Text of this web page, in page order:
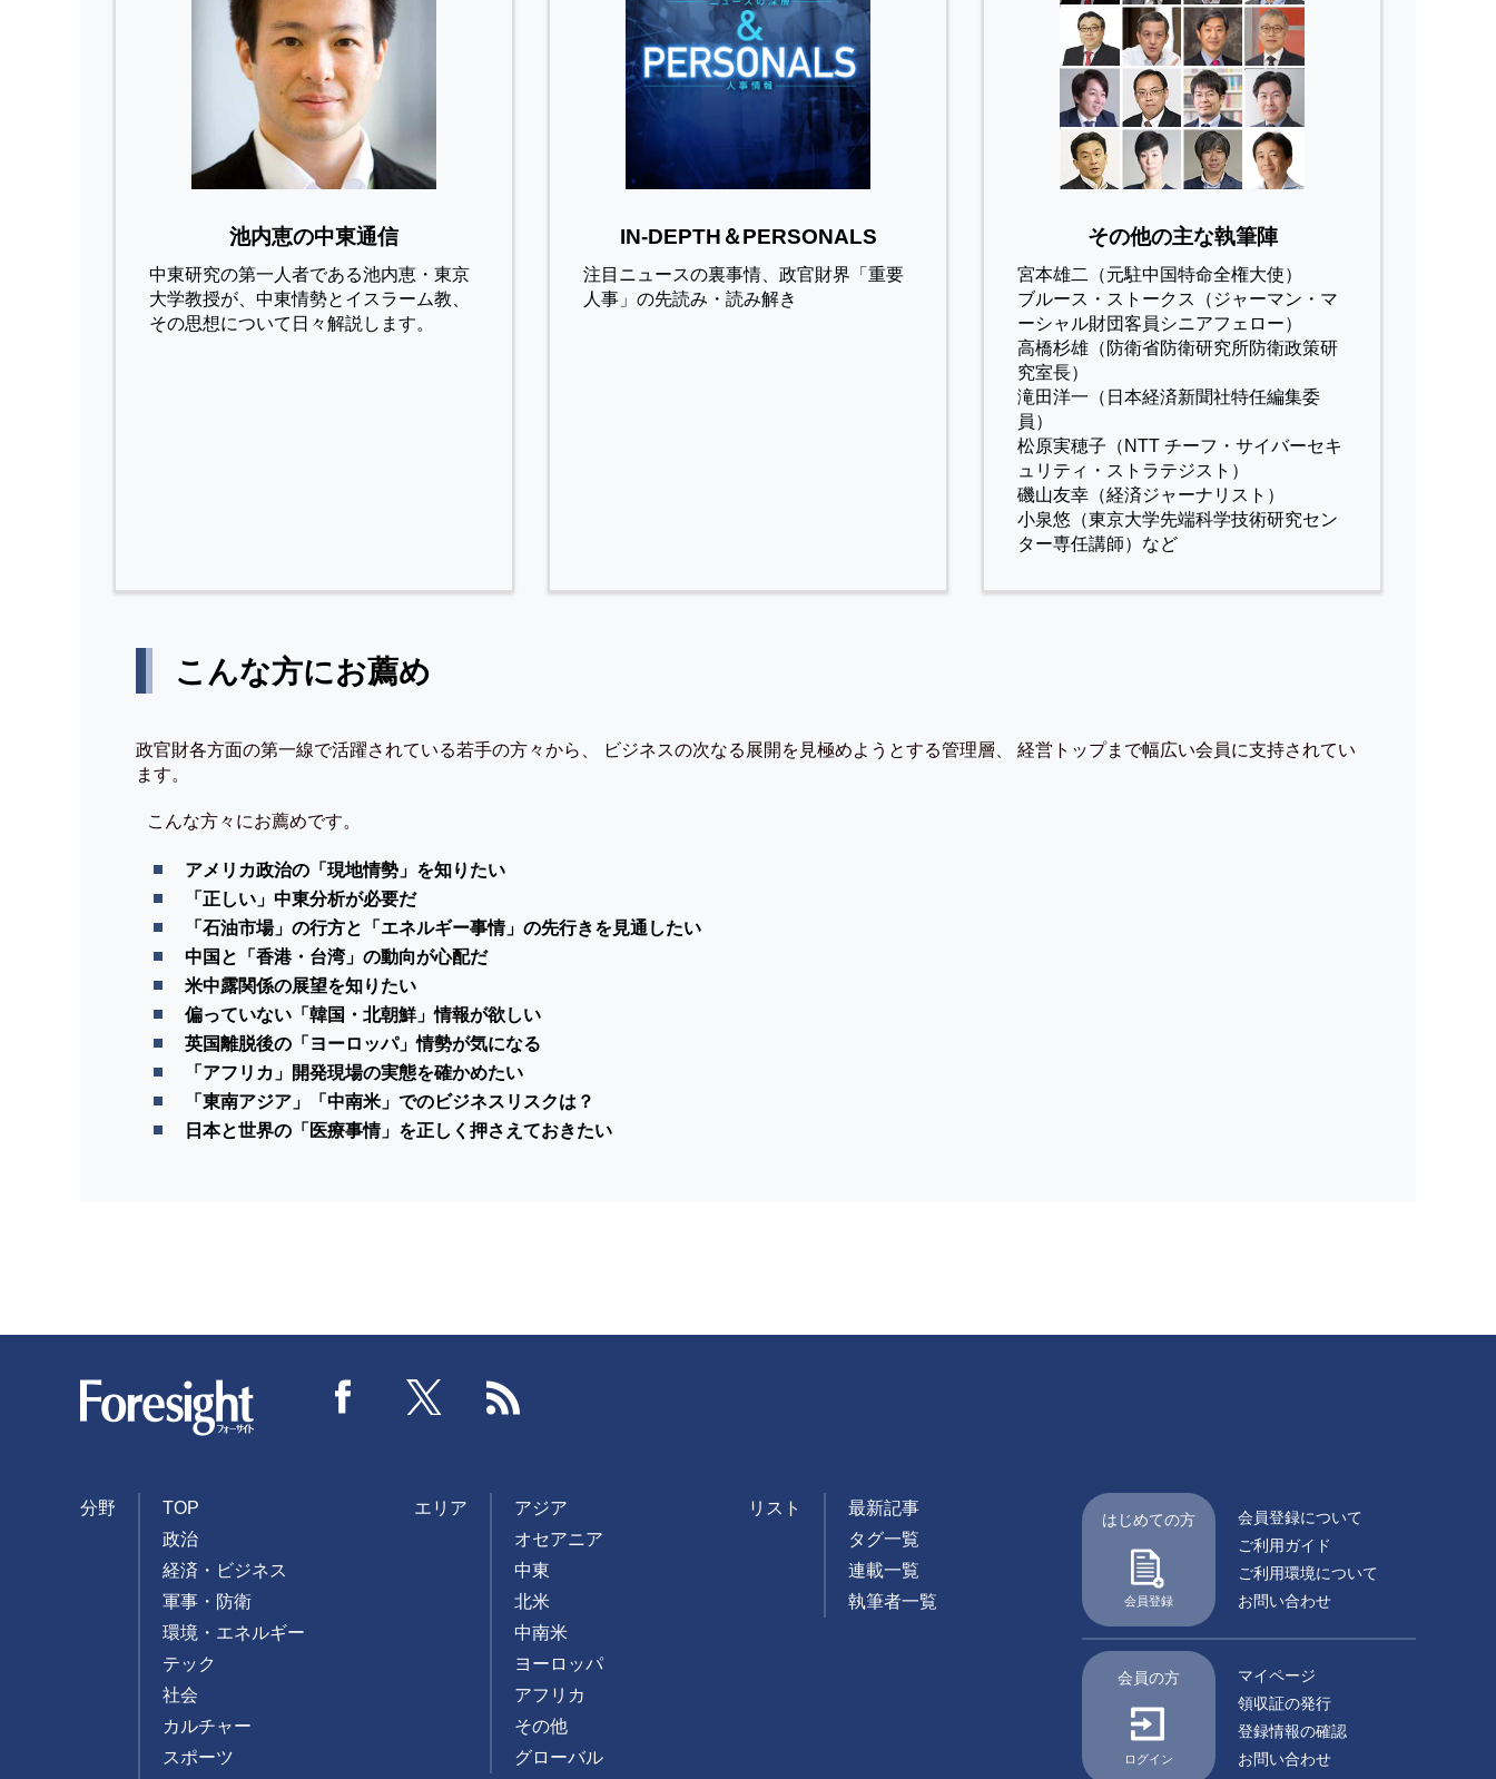
池内恵の中東通信
中東研究の第⼀⼈者である池内恵・東京
⼤学教授が、中東情勢とイスラーム教、
その思想について⽇々解説します。
IN-DEPTH＆PERSONALS
注目ニュースの裏事情、政官財界「重要
人事」の先読み・読み解き
その他の主な執筆陣
宮本雄二（元駐中国特命全権大使）
ブルース・ストークス（ジャーマン・マ
ーシャル財団客員シニアフェロー）
高橋杉雄（防衛省防衛研究所防衛政策研
究室長）
滝田洋一（日本経済新聞社特任編集委
員）
松原実穂子（NTT チーフ・サイバーセキ
ュリティ・ストラテジスト）
磯山友幸（経済ジャーナリスト）
小泉悠（東京大学先端科学技術研究セン
ター専任講師）など
こんな方にお薦め
政官財各方面の第一線で活躍されている若手の方々から、 ビジネスの次なる展開を見極めようとする管理層、 経営トップまで幅広い会員に支持されてい
ます。
こんな方々にお薦めです。
アメリカ政治の「現地情勢」を知りたい
「正しい」中東分析が必要だ
「石油市場」の行方と「エネルギー事情」の先行きを見通したい
中国と「香港・台湾」の動向が心配だ
米中露関係の展望を知りたい
偏っていない「韓国・北朝鮮」情報が欲しい
英国離脱後の「ヨーロッパ」情勢が気になる
「アフリカ」開発現場の実態を確かめたい
「東南アジア」「中南米」でのビジネスリスクは？
日本と世界の「医療事情」を正しく押さえておきたい
Facebook Twitter
分野
TOP
政治
経済・ビジネス
軍事・防衛
環境・エネルギー
テック
社会
カルチャー
スポーツ
エリア
アジア
オセアニア
中東
北米
中南米
ヨーロッパ
アフリカ
その他
グローバル
リスト
最新記事
タグ一覧
連載一覧
執筆者一覧
はじめての方
会員登録
会員登録について
ご利用ガイド
ご利用環境について
お問い合わせ
会員の方
ログイン
マイページ
領収証の発行
登録情報の確認
お問い合わせ